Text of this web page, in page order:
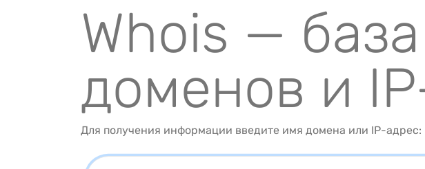
Whois —
доменов и
Для получения информации введите имя домена или IP-адрес: